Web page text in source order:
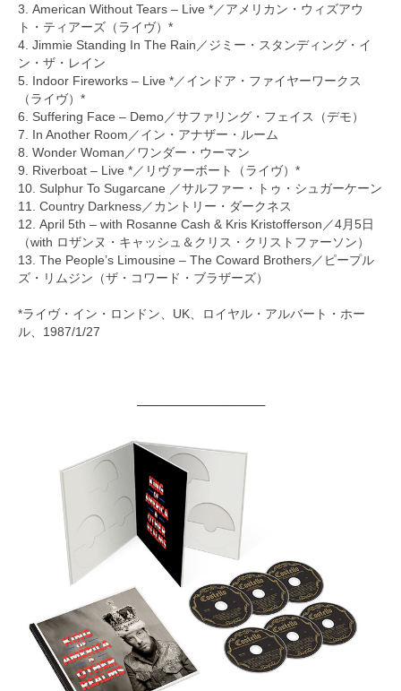
3. American Without Tears – Live *／アメリカン・ウィズアウ
ト・ティアーズ（ライヴ）*
4. Jimmie Standing In The Rain／ジミー・スタンディング・イ
ン・ザ・レイン
5. Indoor Fireworks – Live *／インドア・ファイヤーワークス
（ライヴ）*
6. Suffering Face – Demo／サファリング・フェイス（デモ）
7. In Another Room／イン・アナザー・ルーム
8. Wonder Woman／ワンダー・ウーマン
9. Riverboat – Live *／リヴァーボート（ライヴ）*
10. Sulphur To Sugarcane ／サルファー・トゥ・シュガーケーン
11. Country Darkness／カントリー・ダークネス
12. April 5th – with Rosanne Cash & Kris Kristofferson／4月5日
（with ロザンヌ・キャッシュ＆クリス・クリストファーソン）
13. The People’s Limousine – The Coward Brothers／ピープル
ズ・リムジン（ザ・コワード・ブラザーズ）
*ライヴ・イン・ロンドン、UK、ロイヤル・アルバート・ホー
ル、1987/1/27
─────────────